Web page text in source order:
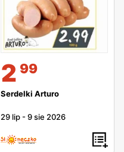
2 99
Serdelki Arturo
29 lip -9 sie 2026